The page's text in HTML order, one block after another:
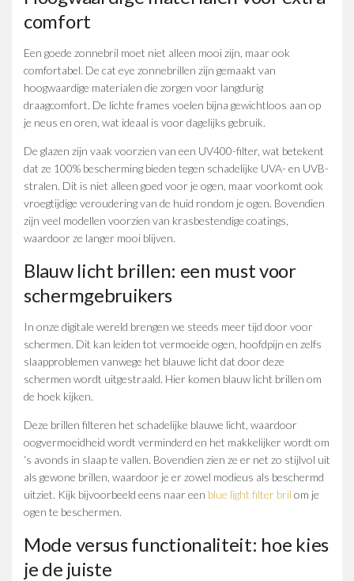
comfort
Een goede zonnebril moet niet alleen mooi zijn, maar ook
comfortabel. De cat eye zonnebrillen zijn gemaakt van
hoogwaardige materialen die zorgen voor langdurig
draagcomfort. De lichte frames voelen bijna gewichtloos aan op
je neus en oren, wat ideaal is voor dagelijks gebruik.
De glazen zijn vaak voorzien van een UV400-filter, wat betekent
dat ze 100% bescherming bieden tegen schadelijke UVA- en UVB-
stralen. Dit is niet alleen goed voor je ogen, maar voorkomt ook
vroegtijdige veroudering van de huid rondom je ogen. Bovendien
zijn veel modellen voorzien van krasbestendige coatings,
waardoor ze langer mooi blijven.
Blauw licht brillen: een must voor
schermgebruikers
In onze digitale wereld brengen we steeds meer tijd door voor
schermen. Dit kan leiden tot vermoeide ogen, hoofdpijn en zelfs
slaapproblemen vanwege het blauwe licht dat door deze
schermen wordt uitgestraald. Hier komen blauw licht brillen om
de hoek kijken.
Deze brillen filteren het schadelijke blauwe licht, waardoor
oogvermoeidheid wordt verminderd en het makkelijker wordt om
‘s avonds in slaap te vallen. Bovendien zien ze er net zo stijlvol uit
als gewone brillen, waardoor je er zowel modieus als beschermd
uitziet. Kijk bijvoorbeeld eens naar een blue light filter bril om je
ogen te beschermen.
Mode versus functionaliteit: hoe kies
je de juiste